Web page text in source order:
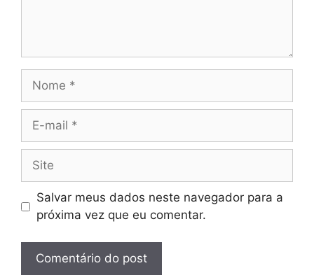
Nome
Site
Salvar meus dados neste navegador para a
próxima vez que eu comentar.